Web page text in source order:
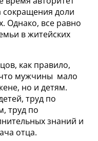
сокращения доли
Однако, все равно
в житейских
как правило,
мужчины мало
но и детям.
труд по
труд по
знаний и
отца.